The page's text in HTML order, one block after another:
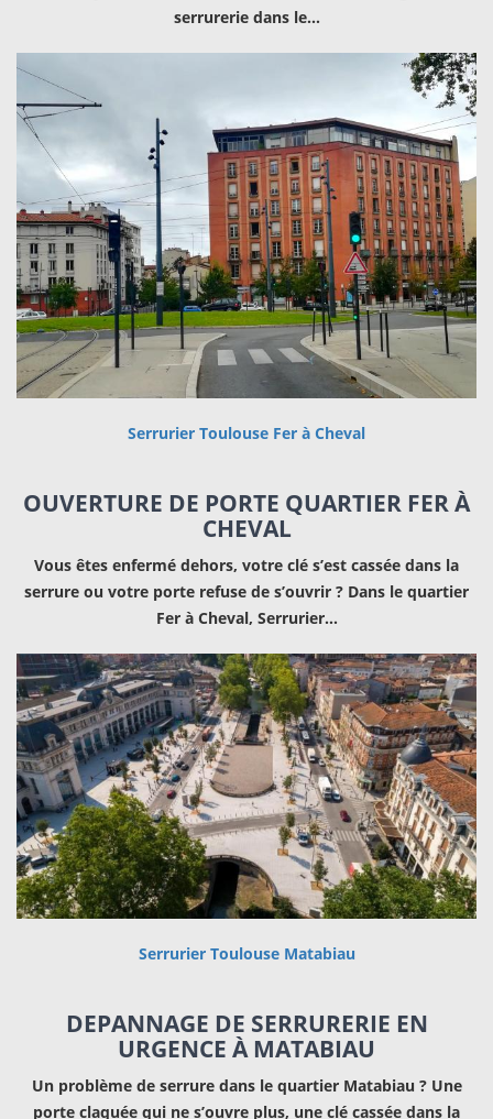
serrurerie dans le…
Serrurier Toulouse Fer à Cheval
OUVERTURE DE PORTE QUARTIER FER À
CHEVAL
Vous êtes enfermé dehors, votre clé s’est cassée dans la
serrure ou votre porte refuse de s’ouvrir ? Dans le quartier
Fer à Cheval, Serrurier…
Serrurier Toulouse Matabiau
DEPANNAGE DE SERRURERIE EN
URGENCE À MATABIAU
Un problème de serrure dans le quartier Matabiau ? Une
porte claquée qui ne s’ouvre plus, une clé cassée dans la